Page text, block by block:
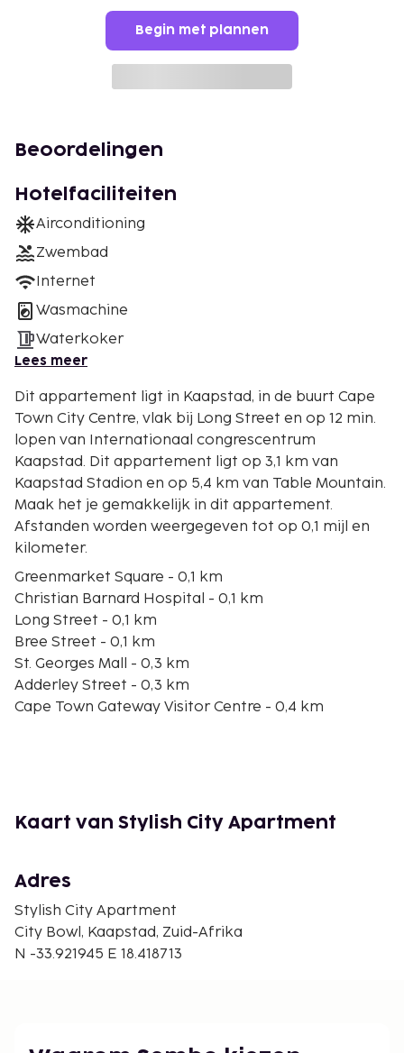
Begin met plannen
Beoordelingen
Hotelfaciliteiten
Airconditioning
Zwembad
Internet
Wasmachine
Waterkoker
Lees meer
Dit appartement ligt in Kaapstad, in de buurt Cape
Town City Centre, vlak bij Long Street en op 12 min.
lopen van Internationaal congrescentrum
Kaapstad. Dit appartement ligt op 3,1 km van
Kaapstad Stadion en op 5,4 km van Table Mountain.
Maak het je gemakkelijk in dit appartement.
Afstanden worden weergegeven tot op 0,1 mijl en
kilometer.
Greenmarket Square - 0,1 km
Christian Barnard Hospital - 0,1 km
Long Street - 0,1 km
Bree Street - 0,1 km
St. Georges Mall - 0,3 km
Adderley Street - 0,3 km
Cape Town Gateway Visitor Centre - 0,4 km
Bibliotheek Zuid-Afrika - 0,7 km
Nationaal Park Tafelberg - 0,7 km
Parlementsgebouwen - 0,7 km
De dichtsbijzijnde luchthaven is Kaapstad (CPT-Cape
Town Intl.) - 19,4 km
Geniet van fitnessfaciliteiten of profiteer van gratis
inbegrepen.
Kaart van Stylish City Apartment
Adres
Stylish City Apartment
City Bowl, Kaapstad, Zuid-Afrika
N -33.921945 E 18.418713